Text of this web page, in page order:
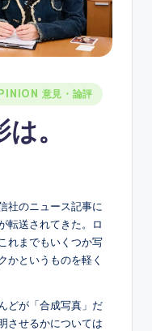
意見・論評
。
社のニュース記事に
転送されてきた。ロ
れまでもいくつか写
かというものを軽く
どが「合成写真」だ
させるかについては